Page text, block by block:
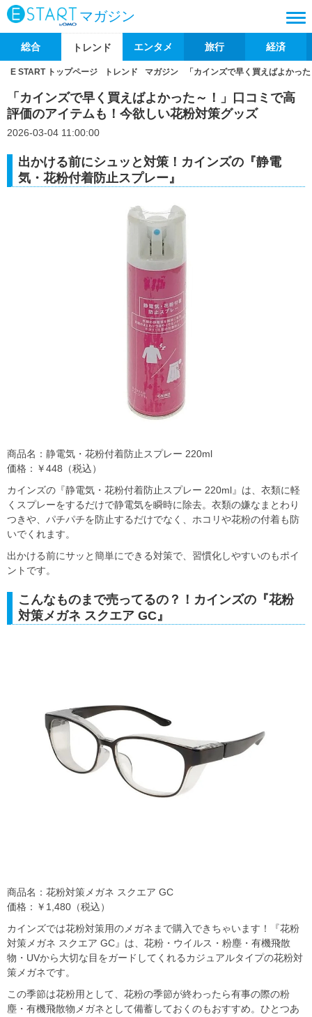
マガジン
総合 トレンド エンタメ 旅行 経済
E START トップページ トレンド マガジン 「カインズで早く買えばよかっ
「カインズで早く買えばよかった～！」口コミで高
評価のアイテムも！今欲しい花粉対策グッズ
2026-03-04 11:00:00
出かける前にシュッと対策！カインズの『静電
気・花粉付着防止スプレー』
商品名：静電気・花粉付着防止スプレー 220ml
価格：￥448（税込）
カインズの『静電気・花粉付着防止スプレー 220ml』は、衣類に軽
くスプレーをするだけで静電気を瞬時に除去。衣類の嫌なまとわり
つきや、パチパチを防止するだけでなく、ホコリや花粉の付着も防
いでくれます。
出かける前にサッと簡単にできる対策で、習慣化しやすいのもポイ
ントです。
こんなものまで売ってるの？！カインズの『花粉
対策メガネ スクエア GC』
商品名：花粉対策メガネ スクエア GC
価格：￥1,480（税込）
カインズでは花粉対策用のメガネまで購入できちゃいます！『花粉
対策メガネ スクエア GC』は、花粉・ウイルス・粉塵・有機飛散
物・UVから大切な目をガードしてくれるカジュアルタイプの花粉対
策メガネです。
この季節は花粉用として、花粉の季節が終わったら有事の際の粉
塵・有機飛散物メガネとして備蓄しておくのもおすすめ。ひとつあ